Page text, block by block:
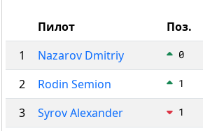
Пилот Поз.
1
Nazarov Dmitriy 0
2 Rodin Semion 1
3 Syrov Alexander 1